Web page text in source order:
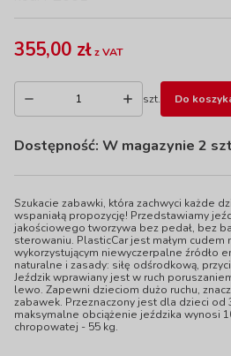
355,00 złz VAT
szt. Do
Dostępność: W magazynie 2
Szukacie zabawki, która zachwyci każde
wspaniałą propozycję! Przedstawiamy
jakościowego tworzywa bez pedał, bez
sterowaniu. PlasticCar jest małym cudem
wykorzystującym niewyczerpalne źródło
naturalne i zasady: siłę odśrodkową,
Jeździk wprawiany jest w ruch
lewo. Zapewni dzieciom dużo ruchu,
zabawek. Przeznaczony jest dla dzieci od
maksymalne obciążenie jeździka wynosi
chropowatej - 55 kg.